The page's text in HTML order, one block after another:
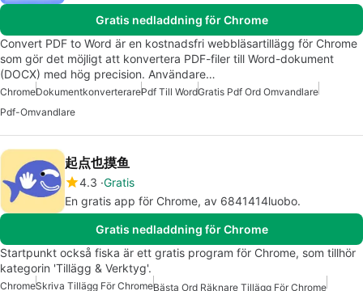
Gratis nedladdning för Chrome
Convert PDF to Word är en kostnadsfri webbläsartillägg för Chrome
som gör det möjligt att konvertera PDF-filer till Word-dokument
(DOCX) med hög precision. Användare…
ChromeDokumentkonverterarePdf Till WordGratis Pdf Ord Omvandlare
Pdf-Omvandlare
起点也摸鱼
4.3 Gratis
En gratis app för Chrome, av 6841414luobo.
Gratis nedladdning för Chrome
Startpunkt också fiska är ett gratis program för Chrome, som tillhör
kategorin 'Tillägg & Verktyg'.
ChromeSkriva Tillägg För ChromeBästa Ord Räknare Tillägg För Chrome